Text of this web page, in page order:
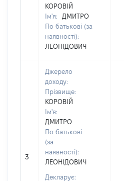
КОРОВІЙ
Ім'я:
ДМИТРО
По батькові (за
наявності):
ЛЕОНІДОВИЧ
3
Джерело
доходу:
Прізвище:
КОРОВІЙ
Ім'я:
ДМИТРО
По батькові
(за
наявності):
ЛЕОНІДОВИЧ
Декларує: